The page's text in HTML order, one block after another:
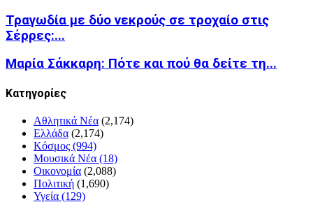
Τραγωδία με δύο νεκρούς σε τροχαίο στις
Σέρρες:...
Μαρία Σάκκαρη: Πότε και πού θα δείτε τη...
Kατηγορίες
Αθλητικά Νέα (2,174)
Ελλάδα (2,174)
Κόσμος (994)
Μουσικά Νέα (18)
Οικονομία (2,088)
Πολιτική (1,690)
Υγεία (129)